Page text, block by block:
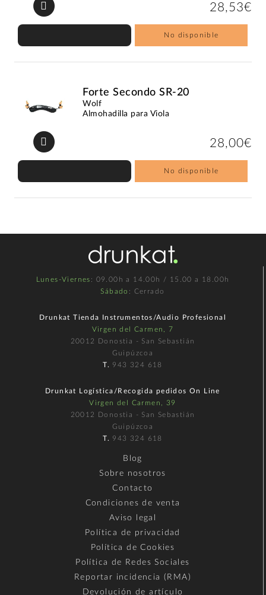
28,53€
No disponible
Forte Secondo SR-20
Wolf
Almohadilla para Viola
28,00€
No disponible
Lunes-Viernes : 09.00h a 14.00h / 15.00 a 18.00h
Sábado : Cerrado
Drunkat Tienda Instrumentos/Audio Profesional
Virgen del Carmen, 7
20012 Donostia - San Sebastián
Guipúzcoa
T. 943 324 618
Drunkat Logística/Recogida pedidos On Line
Virgen del Carmen, 39
20012 Donostia - San Sebastián
Guipúzcoa
T. 943 324 618
Blog
Sobre nosotros
Contacto
Condiciones de venta
Aviso legal
Política de privacidad
Política de Cookies
Política de Redes Sociales
Reportar incidencia (RMA)
Devolución de artículo